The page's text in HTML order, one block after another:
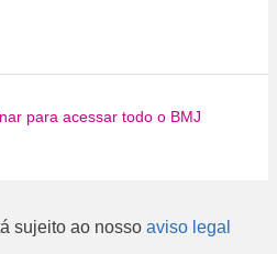
para acessar todo o BMJ
sujeito ao nosso aviso legal